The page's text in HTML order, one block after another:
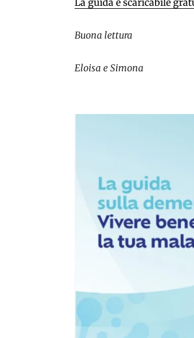
Buona lettura
Eloisa e Simona